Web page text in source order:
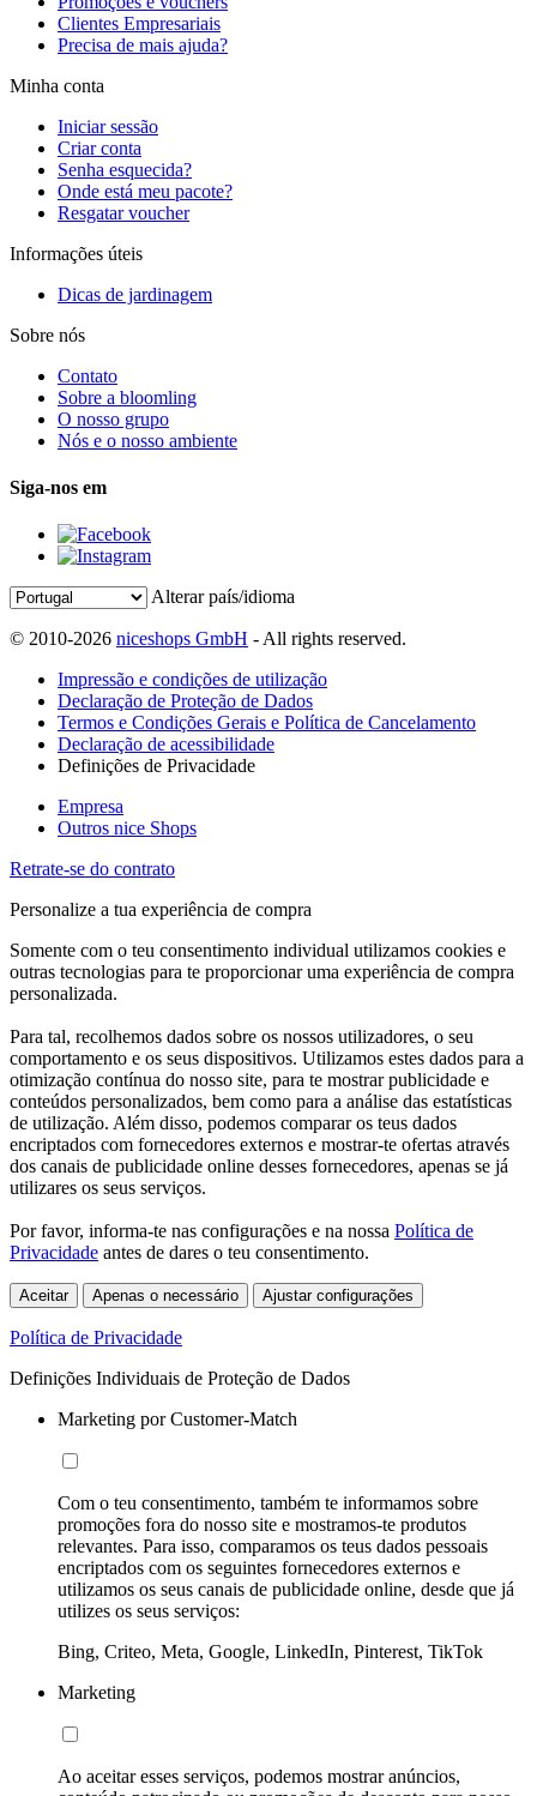
Clientes Empresariais
Precisa de mais ajuda?
Minha conta
Iniciar sessão
Criar conta
Senha esquecida?
Onde está meu pacote?
Resgatar voucher
Informações úteis
Dicas de jardinagem
Sobre nós
Contato
Sobre a bloomling
O nosso grupo
Nós e o nosso ambiente
Siga-nos em
Alterar país/idioma
© 2010-2026 niceshops GmbH - All rights reserved.
Impressão e condições de utilização
Declaração de Proteção de Dados
Termos e Condições Gerais e Política de Cancelamento
Declaração de acessibilidade
Definições de Privacidade
Empresa
Outros nice Shops
Retrate-se do contrato
Personalize a tua experiência de compra
Somente com o teu consentimento individual utilizamos cookies e
outras tecnologias para te proporcionar uma experiência de compra
personalizada.
Para tal, recolhemos dados sobre os nossos utilizadores, o seu
comportamento e os seus dispositivos. Utilizamos estes dados para a
otimização contínua do nosso site, para te mostrar publicidade e
conteúdos personalizados, bem como para a análise das estatísticas
de utilização. Além disso, podemos comparar os teus dados
encriptados com fornecedores externos e mostrar-te ofertas através
dos canais de publicidade online desses fornecedores, apenas se já
utilizares os seus serviços.
Por favor, informa-te nas configurações e na nossa Política de
Privacidade antes de dares o teu consentimento.
Aceitar Apenas o necessário Ajustar configurações
Política de Privacidade
Definições Individuais de Proteção de Dados
Marketing por Customer-Match
Com o teu consentimento, também te informamos sobre
promoções fora do nosso site e mostramos-te produtos
relevantes. Para isso, comparamos os teus dados pessoais
encriptados com os seguintes fornecedores externos e
utilizamos os seus canais de publicidade online, desde que já
utilizes os seus serviços:
Bing, Criteo, Meta, Google, LinkedIn, Pinterest, TikTok
Marketing
Ao aceitar esses serviços, podemos mostrar anúncios,